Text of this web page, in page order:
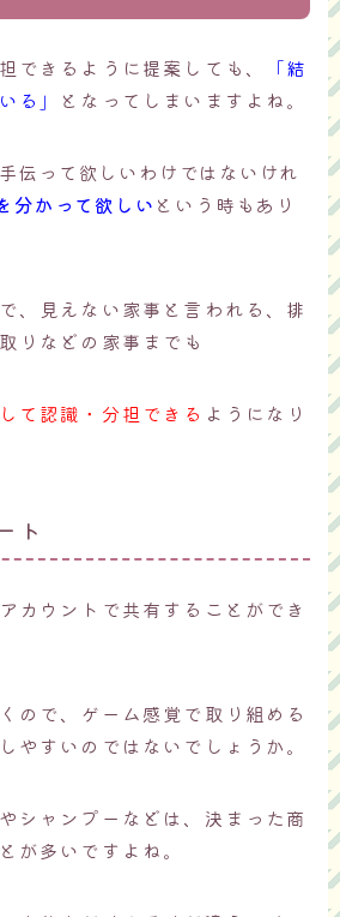
できるように提案しても、
「結
る」
となってしまいますよね。
手伝って欲しいわけではないけれ
分かって欲しい という時もあり
、見えない家事と言われる、排
りなどの家事までも
して認識・分担できる ようになり
ト
カウントで共有することができ
ので、ゲーム感覚で取り組める
やすいのではないでしょうか。
シャンプーなどは、決まった商
が多いですよね。